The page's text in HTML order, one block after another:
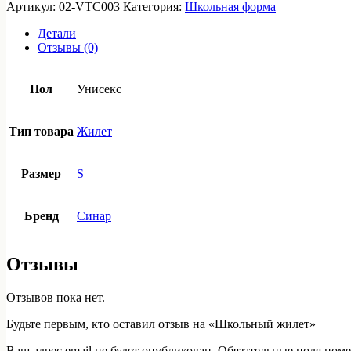
жилет
Артикул: 02-VTC003 Категория: Школьная форма
Детали
Отзывы (0)
Пол Унисекс
Тип товара Жилет
Размер S
Бренд Синар
Отзывы
Отзывов пока нет.
Будьте первым, кто оставил отзыв на «Школьный жилет»